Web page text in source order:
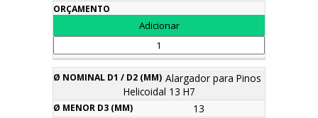
Alargador para Pinos
Helicoidal 13 H7
13